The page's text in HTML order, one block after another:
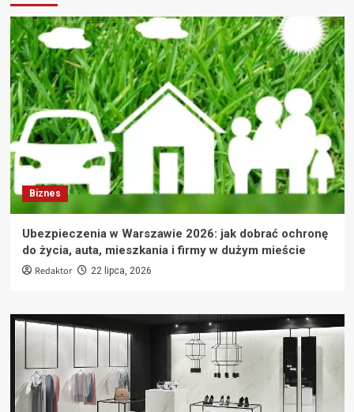
Biznes
Ubezpieczenia w Warszawie 2026: jak dobrać ochronę
do życia, auta, mieszkania i firmy w dużym mieście
Redaktor 22 lipca, 2026